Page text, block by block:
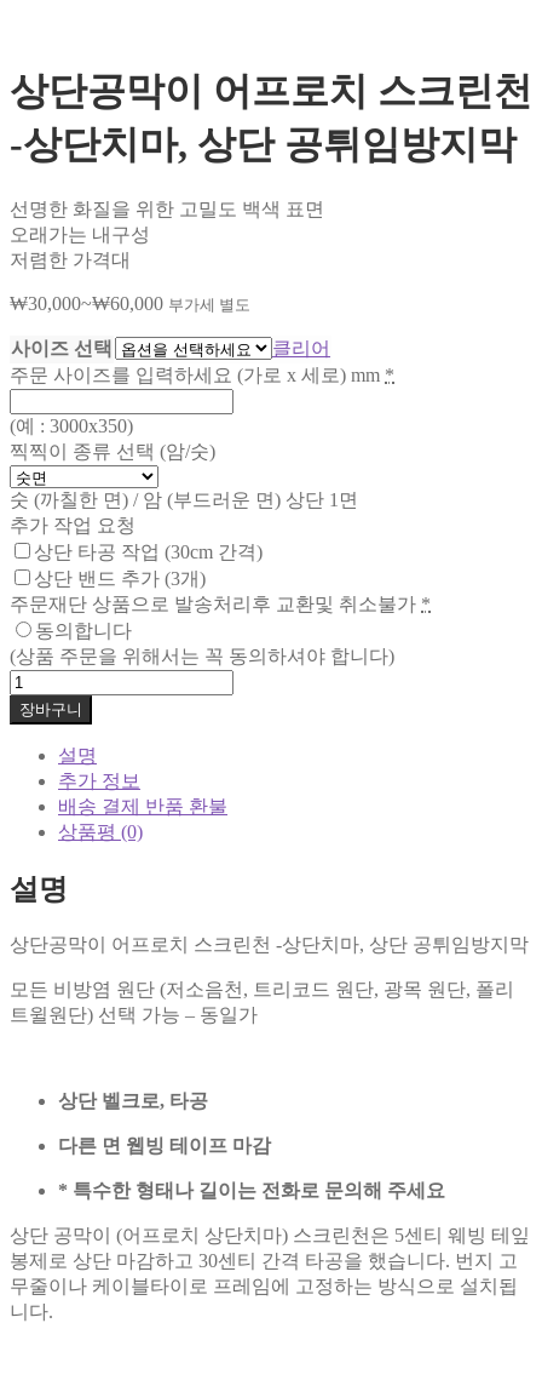
상단공막이 어프로치 스크린천
-상단치마, 상단 공튀임방지막
선명한 화질을 위한 고밀도 백색 표면
오래가는 내구성
저렴한 가격대
₩30,000~₩60,000가
범
위:
부가세 별도
사이즈 선택
클리어
주문 사이즈를 입력하세요 (가로 x 세로) mm *
(예 : 3000x350)
찍찍이 종류 선택 (암/숫)
숫 (까칠한 면) / 암 (부드러운 면) 상단 1면
추가 작업 요청
상단 타공 작업 (30cm 간격)
상단 밴드 추가 (3개)
주문재단 상품으로 발송처리후 교환및 취소불가 *
동의합니다
(상품 주문을 위해서는 꼭 동의하셔야 합니다)
상
단
공
치
스
크
린
천
-
임
방
지
막
장바구니
설명
추가 정보
배송 결제 반품 환불
상품평 (0)
설명
상단공막이 어프로치 스크린천 -상단치마, 상단 공튀임방지막
모든 비방염 원단 (저소음천, 트리코드 원단, 광목 원단, 폴리
트윌원단) 선택 가능 – 동일가
상단 벨크로, 타공
다른 면 웹빙 테이프 마감
* 특수한 형태나 길이는 전화로 문의해 주세요
상단 공막이 (어프로치 상단치마) 스크린천은 5센티 웨빙 테잎
봉제로 상단 마감하고 30센티 간격 타공을 했습니다. 번지 고
무줄이나 케이블타이로 프레임에 고정하는 방식으로 설치됩
니다.